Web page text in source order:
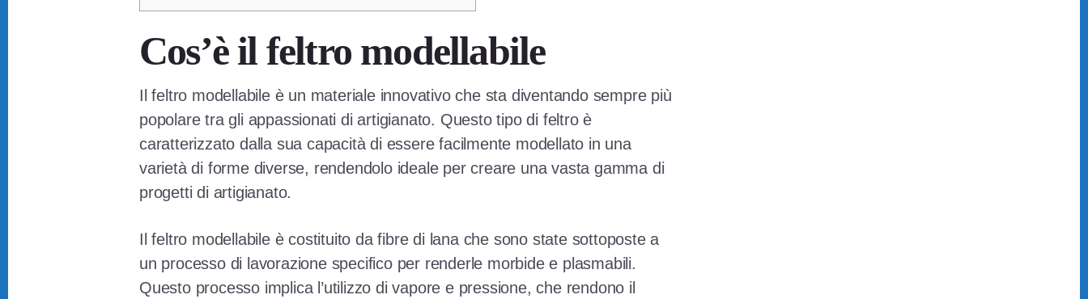
Cos’è il feltro modellabile
Il feltro modellabile è un materiale innovativo che sta diventando sempre più
popolare tra gli appassionati di artigianato. Questo tipo di feltro è
caratterizzato dalla sua capacità di essere facilmente modellato in una
varietà di forme diverse, rendendolo ideale per creare una vasta gamma di
progetti di artigianato.
Il feltro modellabile è costituito da fibre di lana che sono state sottoposte a
un processo di lavorazione specifico per renderle morbide e plasmabili.
Questo processo implica l’utilizzo di vapore e pressione, che rendono il